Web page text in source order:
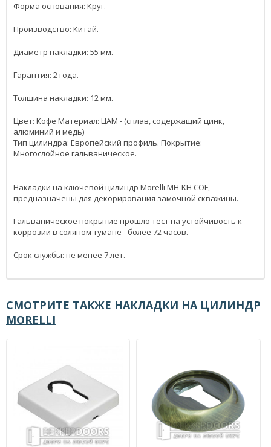
Форма основания: Круг.
Производство: Китай.
Диаметр накладки: 55 мм.
Гарантия: 2 года.
Толшина накладки: 12 мм.
Цвет: Кофе Материал: ЦАМ - (сплав, содержащий цинк,
алюминий и медь)
Тип цилиндра: Европейский профиль. Покрытие:
Многослойное гальваническое.
Накладки на ключевой цилиндр Morelli MH-KH COF,
предназначены для декорирования замочной скважины.
Гальваническое покрытие прошло тест на устойчивость к
коррозии в соляном тумане - более 72 часов.
Срок службы: не менее 7 лет.
СМОТРИТЕ ТАКЖЕ НАКЛАДКИ НА ЦИЛИНДР
MORELLI